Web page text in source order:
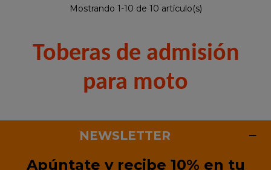
Mostrando 1-10 de 10 artículo(s)
Toberas de admisión
para moto
NEWSLETTER
Apúntate y recibe 10% en tu